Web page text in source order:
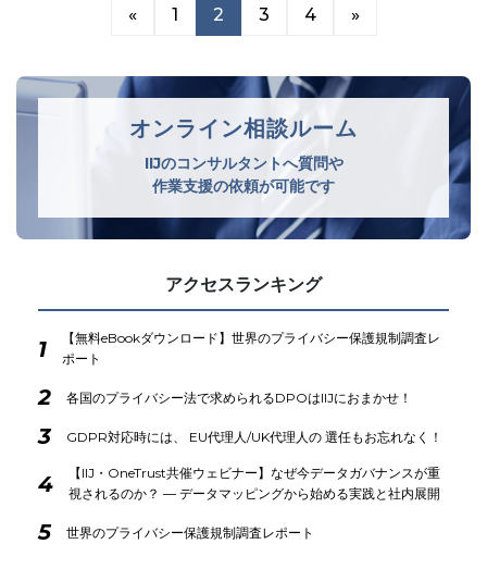
« 1 2 3 4 »
オンライン相談ルーム
IIJのコンサルタントへ質問や
作業支援の依頼が可能です
アクセスランキング
1
【無料eBookダウンロード】世界のプライバシー保護規制調査レ
ポート
2 各国のプライバシー法で求められるDPOはIIJにおまかせ！
3 GDPR対応時には、 EU代理人/UK代理人の 選任もお忘れなく！
4
【IIJ・OneTrust共催ウェビナー】なぜ今データガバナンスが重
視されるのか？ ― データマッピングから始める実践と社内展開
5 世界のプライバシー保護規制調査レポート